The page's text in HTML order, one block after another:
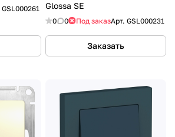
GSL000261 Glossa SE
0 0 Под заказАрт. GSL000231
Заказать